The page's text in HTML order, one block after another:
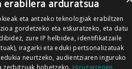
erabilera arduratsua
eta antzeko teknologiak erabiltzen
gordetzeko eta eskuratzeko, eta datu
zure IP helbidea, identifikatzaile
iragarki eta eduki pertsonalizatuak
neurtzeko, audientziaren inguruko
zerbitzuak hobetzeko. Hirugarrenen